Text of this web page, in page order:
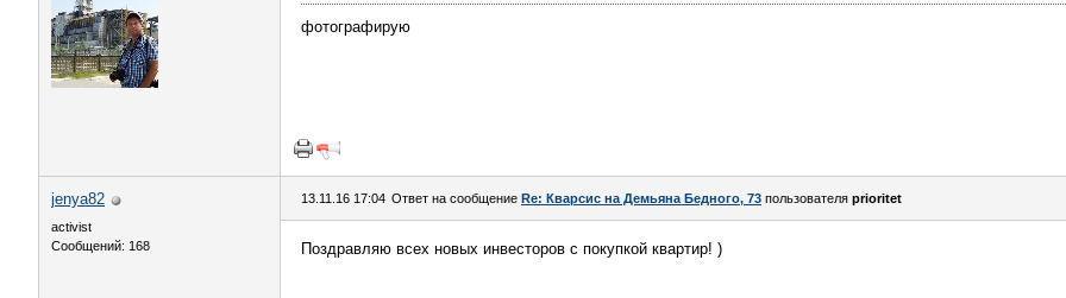
фотографирую
jenya82
activist
Сообщений: 168
13.11.16 17:04 Ответ на сообщение Re: Кварсис на Демьяна Бедного, 73 пользователя prioritet
Поздравляю всех новых инвесторов с покупкой квартир! )